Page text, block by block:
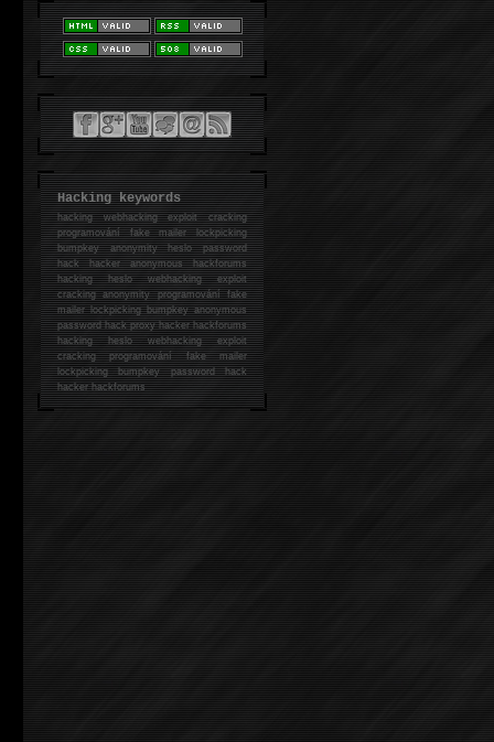
Hacking keywords
hackingwebhacking exploit cracking
programování fake mailer lockpicking
bumpkey anonymity heslo password
hackhacker anonymous hackforums
hackingheslo webhacking exploit
cracking anonymity programování fake
mailer lockpicking bumpkey anonymous
password hack proxy hacker hackforums
hacking heslo webhacking exploit
cracking programování fake mailer
lockpicking bumpkey password hack
hackerhackforums